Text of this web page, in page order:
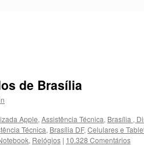
de Brasília
Apple, Assistência Técnica, Brasília ,
Técnica, Brasília DF, Celulares e
, Relógios | 10.328 Comentários